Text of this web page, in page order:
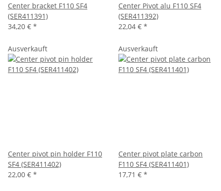
Center bracket F110 SF4
(SER411391)
34,20 € *
Center Pivot alu F110 SF4
(SER411392)
22,04 € *
Ausverkauft
Center pivot pin holder F110
SF4 (SER411402)
22,00 € *
Ausverkauft
Center pivot plate carbon
F110 SF4 (SER411401)
17,71 € *